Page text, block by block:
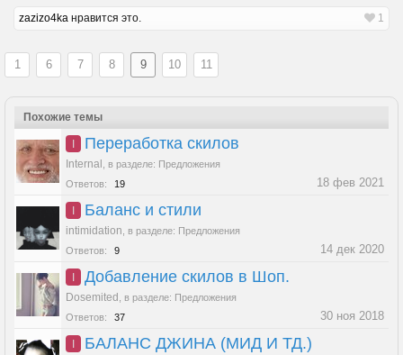
zazizo4ka нравится это. 1
1 6 7 8 9 10 11
Похожие темы
I Переработка скилов
Internal в разделе: Предложения
Ответов:
19 18 фев 2021
I Баланс и стили
intimidation в разделе: Предложения
Ответов:
9 14 дек 2020
I Добавление скилов в Шоп.
Dosemited в разделе: Предложения
Ответов:
37 30 ноя 2018
I БАЛАНС ДЖИНА (МИД И ТД.)